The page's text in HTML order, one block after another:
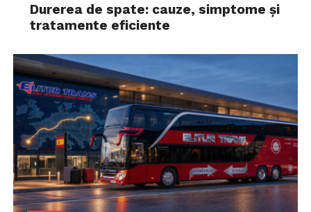
Durerea de spate: cauze, simptome și
tratamente eficiente